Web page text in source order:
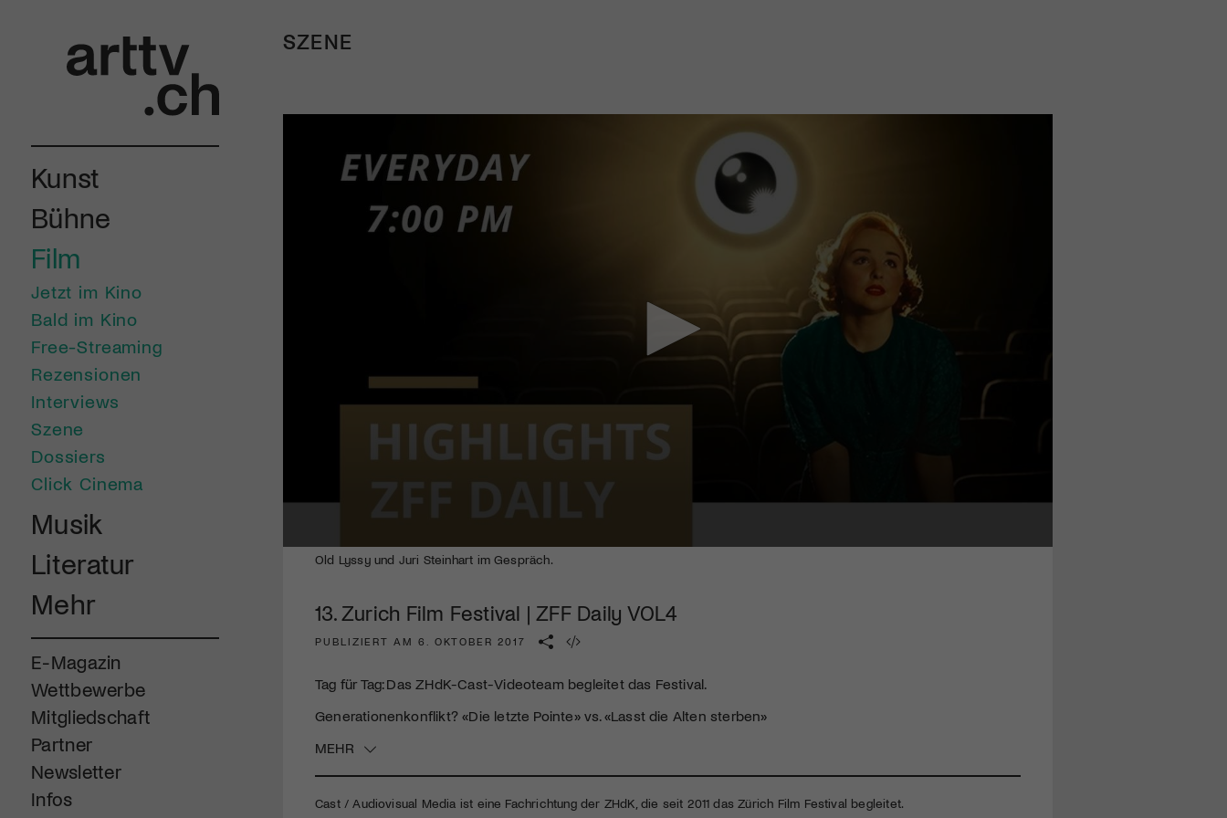
Kunst
Bühne
Film
Jetzt im Kino
Bald im Kino
Free-Streaming
Rezensionen
Interviews
Szene
Dossiers
Click Cinema
Musik
Literatur
Mehr
E-Magazin
Wettbewerbe
Mitgliedschaft
Partner
Newsletter
Infos
SZENE
seconds
minutes,
secondsVolume
Old Lyssy und Juri Steinhart im Gespräch.
13. Zurich Film Festival | ZFF Daily VOL4
PUBLIZIERT AM 6. OKTOBER 2017
Tag für Tag: Das ZHdK-Cast-Videoteam begleitet das Festival.
Generationenkonflikt? «Die letzte Pointe» vs. «Lasst die Alten sterben»
MEHR
Cast / Audiovisual Media ist eine Fachrichtung der ZHdK, die seit 2011 das Zürich Film Festival begleitet.
Engagiere dich als Kulturliebhaber:in, Kulturschaffende(r) oder
Kulturinstitution und unterstütze unsere Arbeit.
Mit deiner Mitgliedschaft erhältst du kostenlosen Zugang zu
Jetzt Mitglied werden